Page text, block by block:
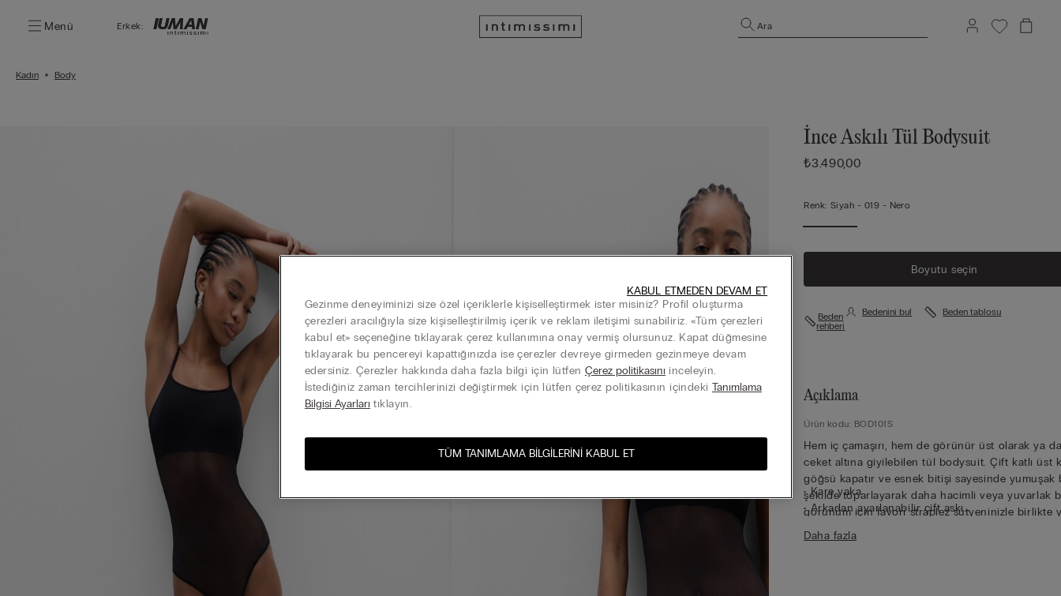
Menü Erkek: Ara
Kadın Body
İnce Askılı Tül Bodysuit
₺3.490,00
Renk: Siyah - 019 - Nero
Boyutu seçin
Beden
rehberi
Bedenini bul Beden tablosu
Açıklama
Ürün kodu: BOD101S
Hem iç çamaşırı, hem de görünür üst olarak ya
ceket altına giyilebilen tül bodysuit. Çift katlı üst
göğsü kapatır ve esnek bitişi sayesinde yumuşak
şekilde toparlayarak daha hacimli veya yuvarlak
görünüm için favori straplez sütyeninizle birlikte
rahatlama anlarında tek başına giyilebilir. Mat
çok yumuşak, saran ve rahat kumaş.
• Kare yaka
• Arkadan ayarlanabilir çift askı
• Brazilian model
Daha fazla
Gezinme deneyiminizi size özel içeriklerle kişiselleştirmek ister misiniz? Profil oluşturma
çerezleri aracılığıyla size kişiselleştirilmiş içerik ve reklam iletişimi sunabiliriz. «Tüm çerezleri
kabul et» seçeneğine tıklayarak çerez kullanımına onay vermiş olursunuz. Kapat düğmesine
tıklayarak bu pencereyi kapattığınızda ise çerezler devreye girmeden gezinmeye devam
edersiniz. Çerezler hakkında daha fazla bilgi için lütfen Çerez politikasını inceleyin.
İstediğiniz zaman tercihlerinizi değiştirmek için lütfen çerez politikasının içindeki Tanımlama
Bilgisi Ayarları tıklayın.
TÜM TANIMLAMA BILGILERINI KABUL ET
KABUL ETMEDEN DEVAM ET